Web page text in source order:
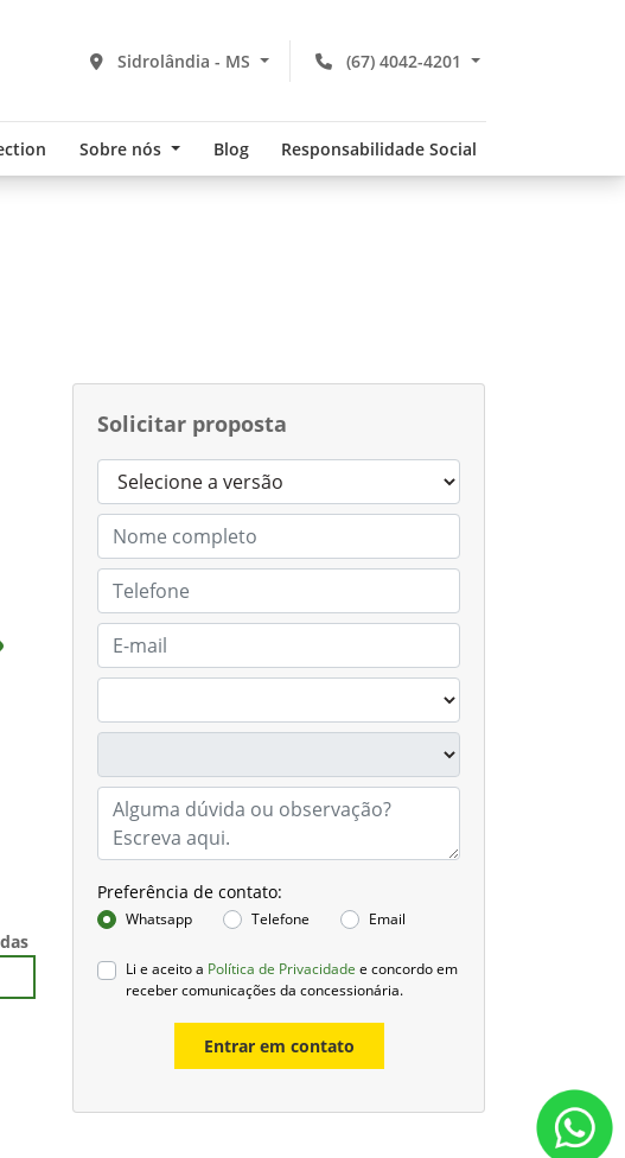
(67) 4042-4201
Sidrolândia - MS
Sobre nós Blog Responsabilidade Social
Solicitar proposta
Preferência de contato:
Whatsapp Telefone Email
Li e aceito a Política de Privacidade e concordo em
receber comunicações da concessionária.
Entrar em contato